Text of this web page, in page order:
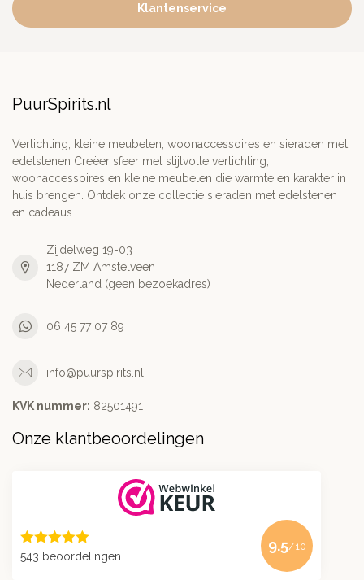
Klantenservice
PuurSpirits.nl
Verlichting, kleine meubelen, woonaccessoires en sieraden met
edelstenen Creëer sfeer met stijlvolle verlichting,
woonaccessoires en kleine meubelen die warmte en karakter in
huis brengen. Ontdek onze collectie sieraden met edelstenen
en cadeaus.
Zijdelweg 19-03
1187 ZM Amstelveen
Nederland (geen bezoekadres)
06 45 77 07 89
info@puurspirits.nl
KVK nummer: 82501491
Onze klantbeoordelingen
543 beoordelingen
9.5/10